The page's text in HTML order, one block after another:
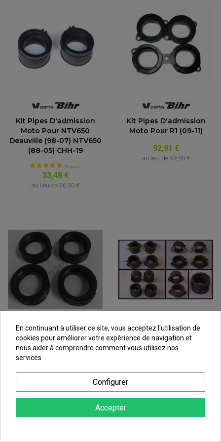
Kit Pipes D'admission
Moto Pour NTV650
Deauville (98-07) NTV650
(88-05) CHH-19
33,48 €
au lieu de 36,00 €
Kit Pipes D'admission
Moto Pour R1 (09-11)
92,91 €
au lieu de 99,90 €
Kit Pipes D'admission
Moto Pour R1 (98-01)
au lieu de39,60 €
Kit Pipes D'admission
91,00 €
AFFICHAGE 1-60 DE 121
En continuant à utiliser ce site, vous acceptez l'utilisation de
cookies pour améliorer votre expérience de navigation et
nous aider à comprendre comment vous utilisez nos
services.
Configurer
Accepter